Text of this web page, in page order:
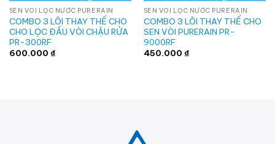
SEN VÒI LỌC NƯỚC PURERAIN
COMBO 3 LÕI THAY THẾ CHO
CHO LỌC ĐẦU VÒI CHẬU RỬA
PR-300RF
600.000 ₫
SEN VÒI LỌC NƯỚC PURERAIN
COMBO 3 LÕI THAY THẾ CHO
SEN VÒI PURERAIN PR-
9000RF
450.000 ₫